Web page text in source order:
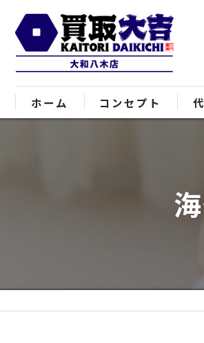
ホーム コンセプト